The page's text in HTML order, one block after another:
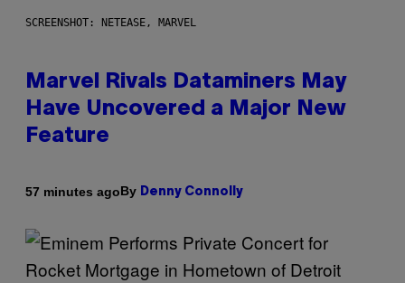
SCREENSHOT: NETEASE, MARVEL
Marvel Rivals Dataminers May
Have Uncovered a Major New
Feature
57 minutes agoBy Denny Connolly